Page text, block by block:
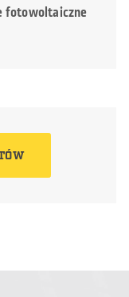
fotowoltaiczne